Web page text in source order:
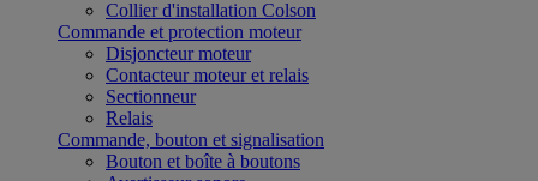
Collier d'installation Colson
Commande et protection moteur
Disjoncteur moteur
Contacteur moteur et relais
Sectionneur
Relais
Commande, bouton et signalisation
Bouton et boîte à boutons